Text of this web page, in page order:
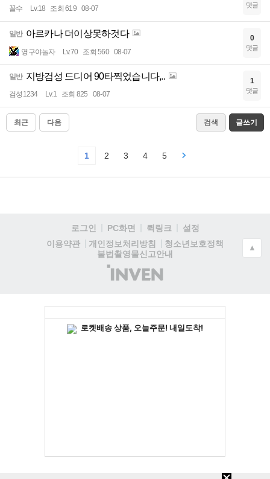
꼴수 Lv.18 조회 619 08-07 댓글
일반 아르카나 더이상못하것다
영구야놀자 Lv.70 조회 560 08-07
0
댓글
일반 지방검성 드디어 90타찍었습니다,..
검성1234 Lv.1 조회 825 08-07
1
댓글
최근 다음 검색 글쓰기
1 2 3 4 5
로그인 PC화면 퀵링크
설정
이용약관
개인정보처리방침
청소년보호정책
불법촬영물신고안내
(주)
인
▲